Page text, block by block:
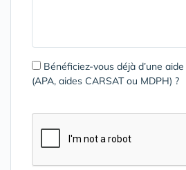
Bénéficiez-vous déjà d’une
(APA, aides CARSAT ou MDPH) ?